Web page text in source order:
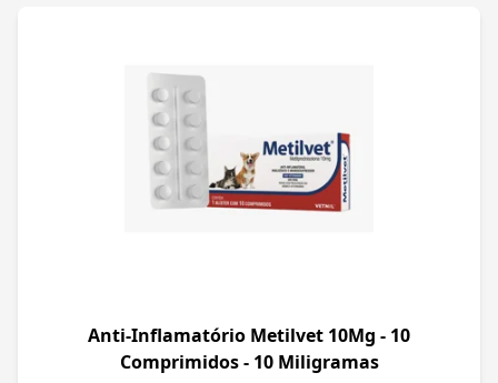
Anti-Inflamatório Metilvet 10Mg - 10
Comprimidos - 10 Miligramas